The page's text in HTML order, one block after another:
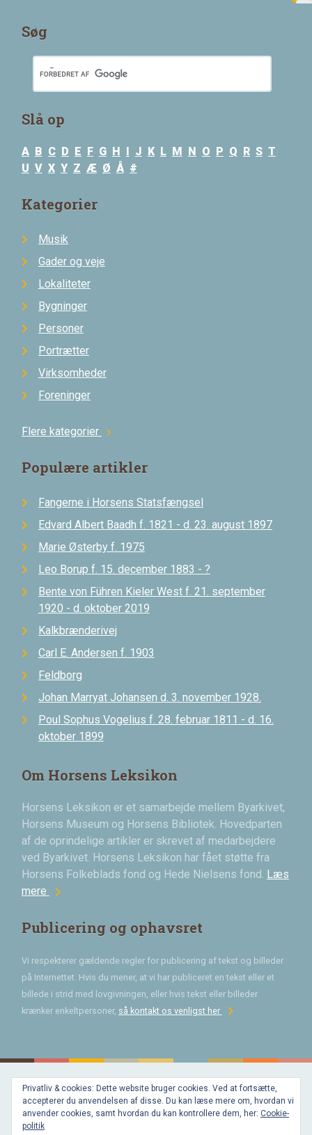
Søg
Slå op
A B C D E F G H I J K L M N O P Q R S T
U V X Y Z Æ Ø Å #
Kategorier
Musik
Gader og veje
Lokaliteter
Bygninger
Personer
Portrætter
Virksomheder
Foreninger
Flere kategorier chevron_right
Populære artikler
Fangerne i Horsens Statsfængsel
Edvard Albert Baadh f. 1821 - d. 23. august 1897
Marie Østerby f. 1975
Leo Borup f. 15. december 1883 - ?
Bente von Führen Kieler West f. 21. september
1920 - d. oktober 2019
Kalkbrænderivej
Carl E. Andersen f. 1903
Feldborg
Johan Marryat Johansen d. 3. november 1928.
Poul Sophus Vogelius f. 28. februar 1811 - d. 16.
oktober 1899
Om Horsens Leksikon
Horsens Leksikon er et samarbejde mellem Byarkivet,
Horsens Museum og Horsens Bibliotek. Hovedparten
af de oprindelige artikler er skrevet af medarbejdere
ved Byarkivet. Horsens Leksikon har fået støtte fra
Horsens Folkeblads fond og Hede Nielsens fond. Læs
mere chevron_right
Publicering og ophavsret
Vi respekterer gældende regler for publicering af tekst og billeder
på Internettet. Hvis du mener, at vi har publiceret en tekst eller et
billede i strid med lovgivningen, eller hvis tekst eller billeder
krænker enkeltpersoner, så kontakt os venligst herchevron_right
Bygget med
WordPressog
favoriteaf
Privatliv & cookies: Dette website bruger cookies. Ved at fortsætte,
accepterer du anvendelsen af disse. Du kan læse mere om, hvordan vi
anvender cookies, samt hvordan du kan kontrollere dem, her: Cookie-
politik